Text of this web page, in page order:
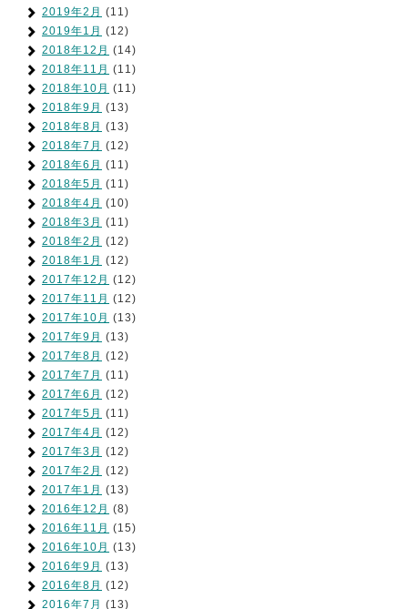
2019年2月 (11)
2019年1月 (12)
2018年12月 (14)
2018年11月 (11)
2018年10月 (11)
2018年9月 (13)
2018年8月 (13)
2018年7月 (12)
2018年6月 (11)
2018年5月 (11)
2018年4月 (10)
2018年3月 (11)
2018年2月 (12)
2018年1月 (12)
2017年12月 (12)
2017年11月 (12)
2017年10月 (13)
2017年9月 (13)
2017年8月 (12)
2017年7月 (11)
2017年6月 (12)
2017年5月 (11)
2017年4月 (12)
2017年3月 (12)
2017年2月 (12)
2017年1月 (13)
2016年12月 (8)
2016年11月 (15)
2016年10月 (13)
2016年9月 (13)
2016年8月 (12)
2016年7月 (13)